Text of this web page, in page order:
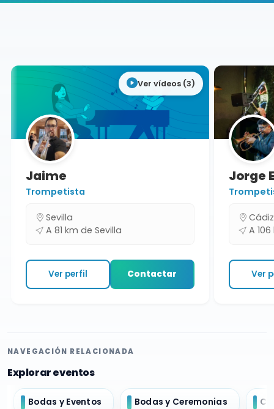
Ver vídeos (3)
Jaime
Trompetista
Sevilla
A 81 km de Sevilla
Ver perfil Contactar
Jorge
Cádiz
A 106
Ver
NAVEGACIÓN RELACIONADA
Explorar eventos
Bodas y Eventos Bodas y Ceremonias